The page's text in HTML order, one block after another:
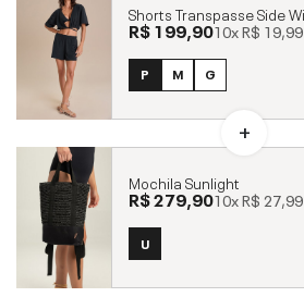
Shorts Transpasse Side
R$ 199,9010xR$ 19,99
P M G
Mochila Sunlight
R$ 279,9010xR$ 27,99
U